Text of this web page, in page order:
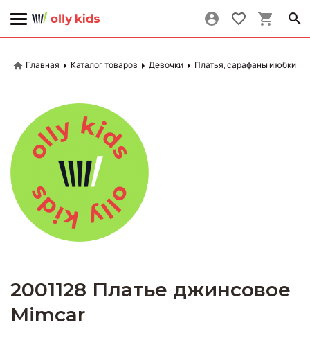
Главная Каталог товаров Девочки Платья, сарафаны и юбки
2001128 Платье джинсовое
Mimcar